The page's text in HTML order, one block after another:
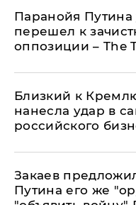
Паранойя Путина
перешел к
оппозиции – The
Близкий к
нанесла удар в
российского
Закаев
Путина его же